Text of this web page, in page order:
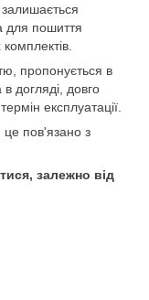
для пошиття
пропонується в
в догляді, довго
експлуатації.
це пов'язано з
залежно від